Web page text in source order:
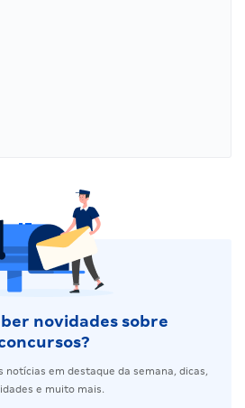
novidades sobre
notícias em destaque da semana, dicas,
e muito mais.